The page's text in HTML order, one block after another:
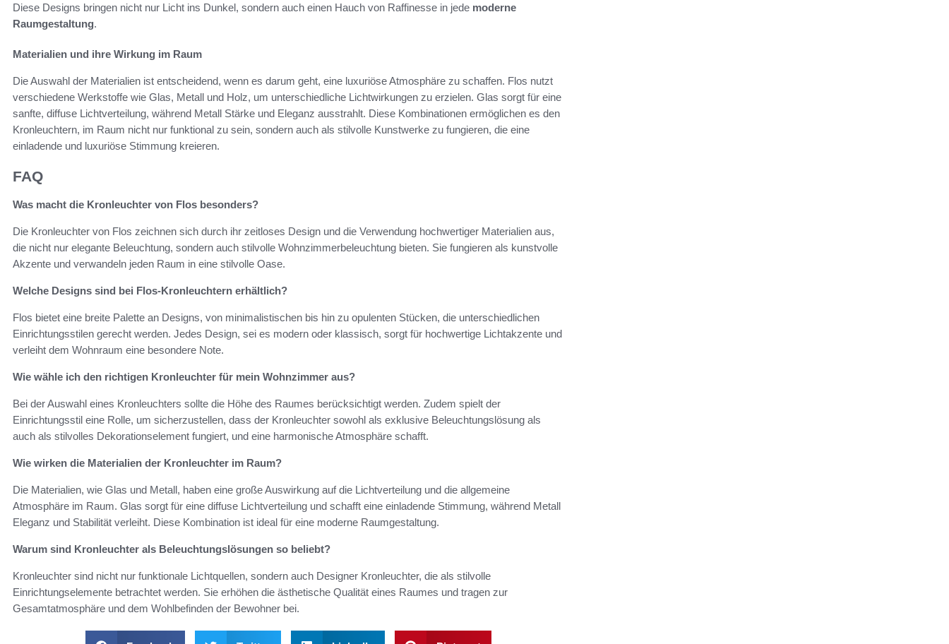
Diese Designs bringen nicht nur Licht ins Dunkel, sondern auch einen Hauch von Raffinesse in jede moderne
Raumgestaltung.
Materialien und ihre Wirkung im Raum
Die Auswahl der Materialien ist entscheidend, wenn es darum geht, eine luxuriöse Atmosphäre zu schaffen. Flos nutzt
verschiedene Werkstoffe wie Glas, Metall und Holz, um unterschiedliche Lichtwirkungen zu erzielen. Glas sorgt für eine
sanfte, diffuse Lichtverteilung, während Metall Stärke und Eleganz ausstrahlt. Diese Kombinationen ermöglichen es den
Kronleuchtern, im Raum nicht nur funktional zu sein, sondern auch als stilvolle Kunstwerke zu fungieren, die eine
einladende und luxuriöse Stimmung kreieren.
FAQ
Was macht die Kronleuchter von Flos besonders?
Die Kronleuchter von Flos zeichnen sich durch ihr zeitloses Design und die Verwendung hochwertiger Materialien aus,
die nicht nur elegante Beleuchtung, sondern auch stilvolle Wohnzimmerbeleuchtung bieten. Sie fungieren als kunstvolle
Akzente und verwandeln jeden Raum in eine stilvolle Oase.
Welche Designs sind bei Flos-Kronleuchtern erhältlich?
Flos bietet eine breite Palette an Designs, von minimalistischen bis hin zu opulenten Stücken, die unterschiedlichen
Einrichtungsstilen gerecht werden. Jedes Design, sei es modern oder klassisch, sorgt für hochwertige Lichtakzente und
verleiht dem Wohnraum eine besondere Note.
Wie wähle ich den richtigen Kronleuchter für mein Wohnzimmer aus?
Bei der Auswahl eines Kronleuchters sollte die Höhe des Raumes berücksichtigt werden. Zudem spielt der
Einrichtungsstil eine Rolle, um sicherzustellen, dass der Kronleuchter sowohl als exklusive Beleuchtungslösung als
auch als stilvolles Dekorationselement fungiert, und eine harmonische Atmosphäre schafft.
Wie wirken die Materialien der Kronleuchter im Raum?
Die Materialien, wie Glas und Metall, haben eine große Auswirkung auf die Lichtverteilung und die allgemeine
Atmosphäre im Raum. Glas sorgt für eine diffuse Lichtverteilung und schafft eine einladende Stimmung, während Metall
Eleganz und Stabilität verleiht. Diese Kombination ist ideal für eine moderne Raumgestaltung.
Warum sind Kronleuchter als Beleuchtungslösungen so beliebt?
Kronleuchter sind nicht nur funktionale Lichtquellen, sondern auch Designer Kronleuchter, die als stilvolle
Einrichtungselemente betrachtet werden. Sie erhöhen die ästhetische Qualität eines Raumes und tragen zur
Gesamtatmosphäre und dem Wohlbefinden der Bewohner bei.